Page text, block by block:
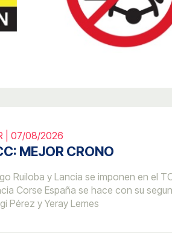
| 07/08/2026
MEJOR CRONO
Ruiloba y Lancia se imponen en el
Corse España se hace con su
Pérez y Yeray Lemes